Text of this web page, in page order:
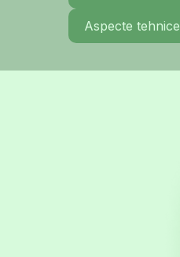
Aspecte tehnice